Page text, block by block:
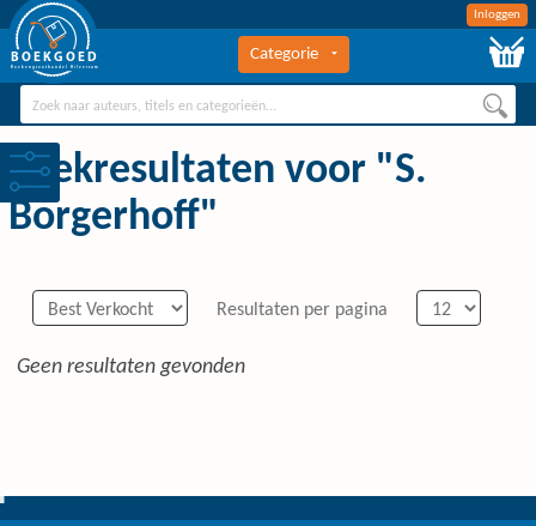
Inloggen
BOEKGOED
Boekengroothandel Hilversum
Categorie
Zoekresultaten voor "S.
Borgerhoff"
Resultaten per pagina
Geen resultaten gevonden